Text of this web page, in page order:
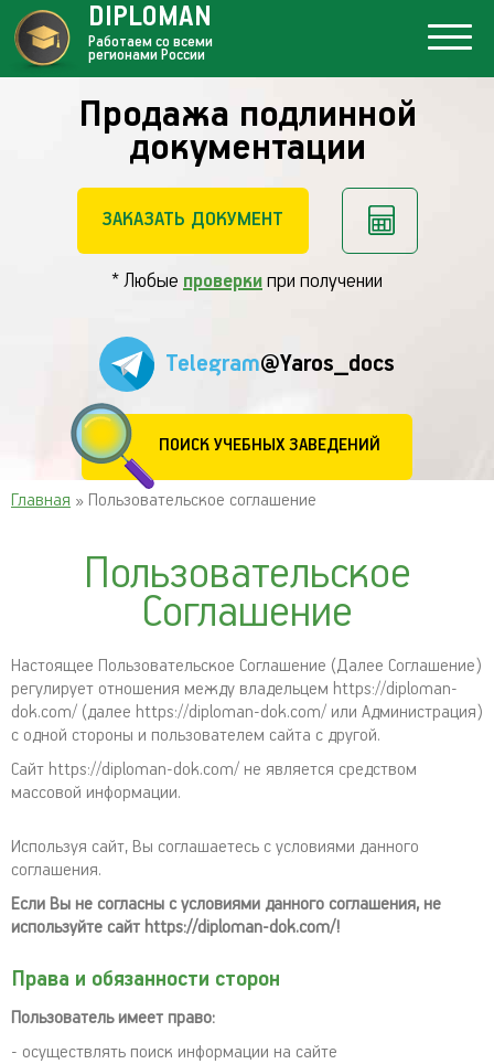
Продажа подлинной
документации
ЗАКАЗАТЬ ДОКУМЕНТ
* Любые проверки при получении
Telegram@Yaros_docs
ПОИСК УЧЕБНЫХ ЗАВЕДЕНИЙ
DIPLOMAN
Работаем со всеми
регионами России
Главная » Пользовательское соглашение
Пользовательское
Соглашение
Настоящее Пользовательское Соглашение (Далее Соглашение)
регулирует отношения между владельцем https://diploman-
dok.com/ (далее https://diploman-dok.com/ или Администрация)
с одной стороны и пользователем сайта с другой.
Сайт https://diploman-dok.com/ не является средством
массовой информации.
Используя сайт, Вы соглашаетесь с условиями данного
соглашения.
Если Вы не согласны с условиями данного соглашения, не
используйте сайт https://diploman-dok.com/!
Права и обязанности сторон
Пользователь имеет право:
- осуществлять поиск информации на сайте